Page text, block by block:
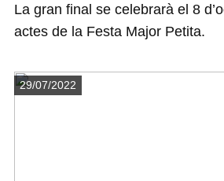
La gran final se celebrarà el 8
actes de la Festa Major Petita.
Detalls
29/07/2022